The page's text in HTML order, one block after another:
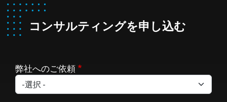
コンサルティングを申し込む
弊社へのご依頼